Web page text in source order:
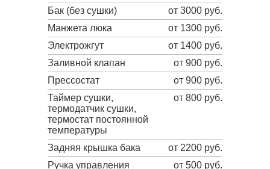
Бак (без сушки)
от 3000 руб.
Манжета люка
от 1300 руб.
Электрожгут
от 1400 руб.
Заливной клапан
от 900 руб.
Прессостат
от 900 руб.
Таймер сушки,
термодатчик сушки,
термостат постоянной
температуры
от 800 руб.
Задняя крышка бака
от 2200 руб.
Ручка управления
от 500 руб.